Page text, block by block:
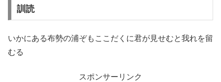
訓読
いかにある布勢の浦ぞもここだくに君が見せむと我れを留
むる
スポンサーリンク